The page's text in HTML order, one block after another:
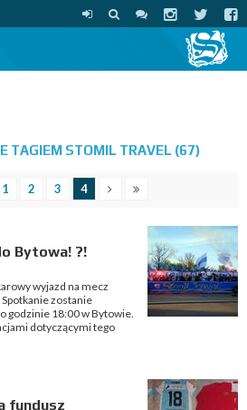
TAGIEM STOMIL TRAVEL (67)
1 2 3 4
Bytowa! ?!
wyjazd na mecz
zostanie
godzinie 18:00 w Bytowie.
dotyczącymi tego
fundusz